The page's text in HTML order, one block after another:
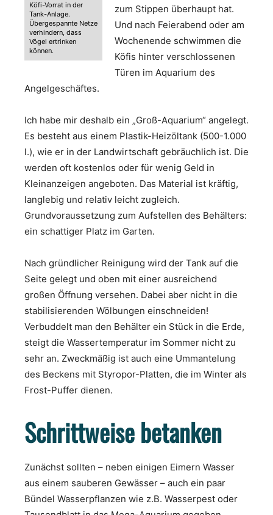
Köfi-Vorrat in der
Tank-Anlage.
Übergespannte Netze
verhindern, dass
Vögel ertrinken
können.
zum Stippen überhaupt hat.
Und nach Feierabend oder am
Wochenende schwimmen die
Köfis hinter verschlossenen
Türen im Aquarium des
Angelgeschäftes.
Ich habe mir deshalb ein „Groß-Aquarium“ angelegt.
Es besteht aus einem Plastik-Heizöltank (500-1.000
l.), wie er in der Landwirtschaft gebräuchlich ist. Die
werden oft kostenlos oder für wenig Geld in
Kleinanzeigen angeboten. Das Material ist kräftig,
langlebig und relativ leicht zugleich.
Grundvoraussetzung zum Aufstellen des Behälters:
ein schattiger Platz im Garten.
Nach gründlicher Reinigung wird der Tank auf die
Seite gelegt und oben mit einer ausreichend
großen Öffnung versehen. Dabei aber nicht in die
stabilisierenden Wölbungen einschneiden!
Verbuddelt man den Behälter ein Stück in die Erde,
steigt die Wassertemperatur im Sommer nicht zu
sehr an. Zweckmäßig ist auch eine Ummantelung
des Beckens mit Styropor-Platten, die im Winter als
Frost-Puffer dienen.
Schrittweise betanken
Zunächst sollten – neben einigen Eimern Wasser
aus einem sauberen Gewässer – auch ein paar
Bündel Wasserpflanzen wie z.B. Wasserpest oder